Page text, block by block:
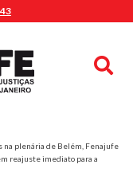
na plenária de Belém, Fenajufe
reajuste imediato para a